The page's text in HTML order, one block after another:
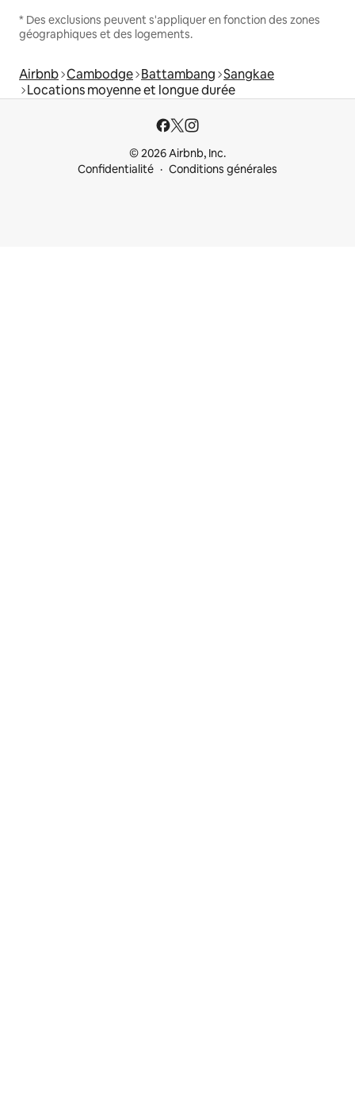
* Des exclusions peuvent s'appliquer en fonction des zones
géographiques et des logements.
Airbnb Cambodge Battambang Sangkae
Locations moyenne et longue durée
© 2026 Airbnb, Inc.
Confidentialité
Conditions générales